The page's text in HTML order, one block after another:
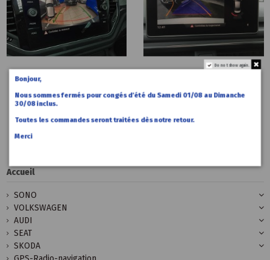
Accueil
Code
d'activation
RVC LOW MQB
Code
RVC HIGH
MQB
Accueil
SONO
VOLKSWAGEN
AUDI
SEAT
SKODA
Do not show again.
Bonjour,
Nous sommes fermés pour congés d’été du Samedi 01/08 au Dimanche
30/08 inclus.
Toutes les commandes seront traitées dès notre retour.
Merci